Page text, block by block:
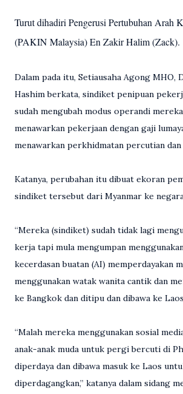
Turut dihadiri Pengerusi Pertubuhan Arah
(PAKIN Malaysia) En Zakir Halim (Zack).
Dalam pada itu, Setiausaha Agong MHO,
Hashim berkata, sindiket penipuan
sudah mengubah modus operandi
menawarkan pekerjaan dengan gaji
menawarkan perkhidmatan percutian dan
Katanya, perubahan itu dibuat ekoran
sindiket tersebut dari Myanmar ke
“Mereka (sindiket) sudah tidak lagi
kerja tapi mula mengumpan
kecerdasan buatan (AI) memperdayakan
menggunakan watak wanita cantik dan
ke Bangkok dan ditipu dan dibawa ke
“Malah mereka menggunakan sosial
anak-anak muda untuk pergi bercuti di
diperdaya dan dibawa masuk ke Laos
diperdagangkan,” katanya dalam sidang